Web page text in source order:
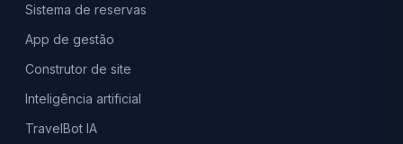
Sistema de reservas
App de gestão
Construtor de site
Inteligência artificial
TravelBot IA